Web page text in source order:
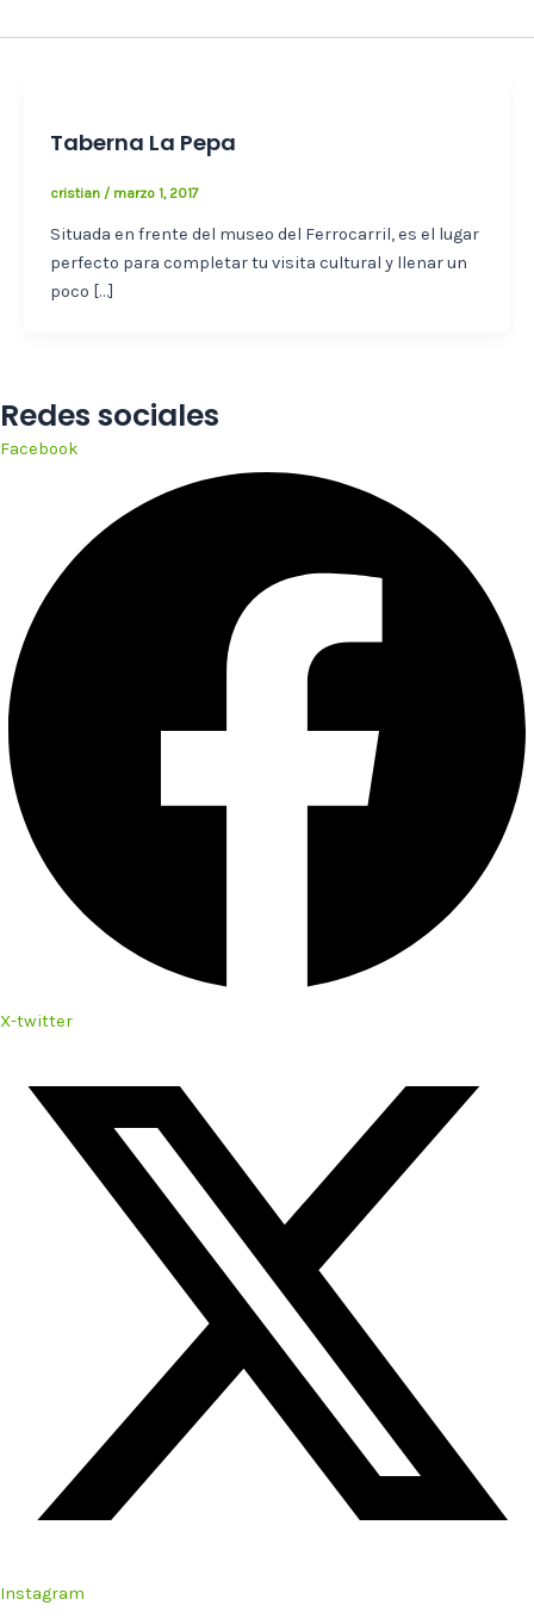
Taberna La Pepa
cristian / marzo 1, 2017
Situada en frente del museo del Ferrocarril, es el lugar
perfecto para completar tu visita cultural y llenar un
poco […]
Redes sociales
Facebook
X-twitter
Instagram